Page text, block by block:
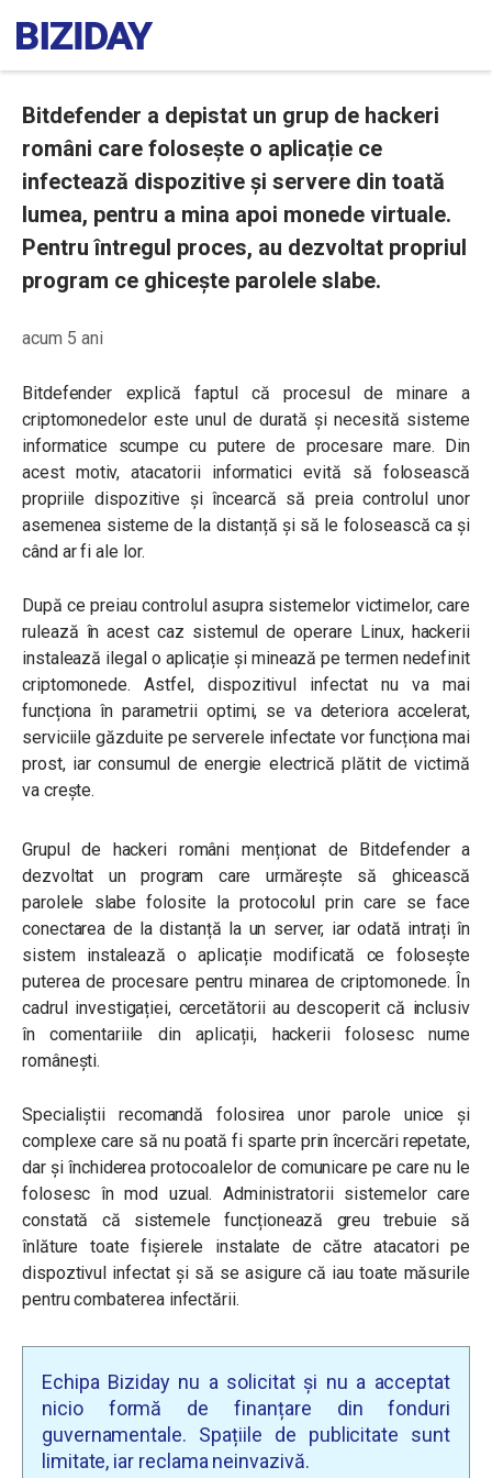
Bitdefender a depistat un grup de hackeri
români care folosește o aplicație ce
infectează dispozitive și servere din toată
lumea, pentru a mina apoi monede virtuale.
Pentru întregul proces, au dezvoltat propriul
program ce ghicește parolele slabe.
acum 5 ani
Bitdefender explică faptul că procesul de minare a
criptomonedelor este unul de durată și necesită sisteme
informatice scumpe cu putere de procesare mare. Din
acest motiv, atacatorii informatici evită să folosească
propriile dispozitive și încearcă să preia controlul unor
asemenea sisteme de la distanță și să le folosească ca și
când ar fi ale lor.
După ce preiau controlul asupra sistemelor victimelor, care
rulează în acest caz sistemul de operare Linux, hackerii
instalează ilegal o aplicație și minează pe termen nedefinit
criptomonede. Astfel, dispozitivul infectat nu va mai
funcționa în parametrii optimi, se va deteriora accelerat,
serviciile găzduite pe serverele infectate vor funcționa mai
prost, iar consumul de energie electrică plătit de victimă
va crește.
Grupul de hackeri români menționat de Bitdefender a
dezvoltat un program care urmărește să ghicească
parolele slabe folosite la protocolul prin care se face
conectarea de la distanță la un server, iar odată intrați în
sistem instalează o aplicație modificată ce folosește
puterea de procesare pentru minarea de criptomonede. În
cadrul investigației, cercetătorii au descoperit că inclusiv
în comentariile din aplicații, hackerii folosesc nume
românești.
Specialiștii recomandă folosirea unor parole unice și
complexe care să nu poată fi sparte prin încercări repetate,
dar și închiderea protocoalelor de comunicare pe care nu le
folosesc în mod uzual. Administratorii sistemelor care
constată că sistemele funcționează greu trebuie să
înlăture toate fișierele instalate de către atacatori pe
dispoztivul infectat și să se asigure că iau toate măsurile
pentru combaterea infectării.
Echipa Biziday nu a solicitat și nu a acceptat
nicio formă de finanțare din fonduri
guvernamentale. Spațiile de publicitate sunt
limitate, iar reclama neinvazivă.